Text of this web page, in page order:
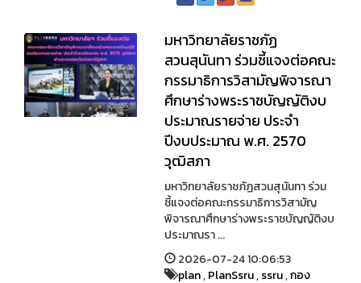
มหาวิทยาลัยราชภัฏ
สวนสุนันทา ร่วมชี้แจงต่อคณะ
กรรมาธิการวิสามัญพิจารณา
ศึกษาร่างพระราชบัญญัติงบ
ประมาณรายจ่าย ประจำ
ปีงบประมาณ พ.ศ. 2570
วุฒิสภา
มหาวิทยาลัยราชภัฏสวนสุนันทา ร่วม
ชี้แจงต่อคณะกรรมาธิการวิสามัญ
พิจารณาศึกษาร่างพระราชบัญญัติงบ
ประมาณรา ...
2026-07-24 10:06:53
plan,PlanSsru,ssru,กอง